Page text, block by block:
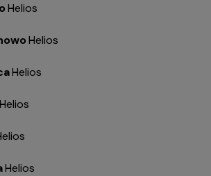
-
Helios
-
Helios
-
Helios
-
Helios
-
Helios